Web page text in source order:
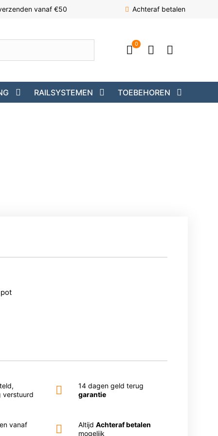
vanaf €50 Achteraf betalen
0
RAILSYSTEMEN TOEBEHOREN
verstuurd
14 dagen geld terug
garantie
vanaf Altijd Achteraf betalen
mogelijk